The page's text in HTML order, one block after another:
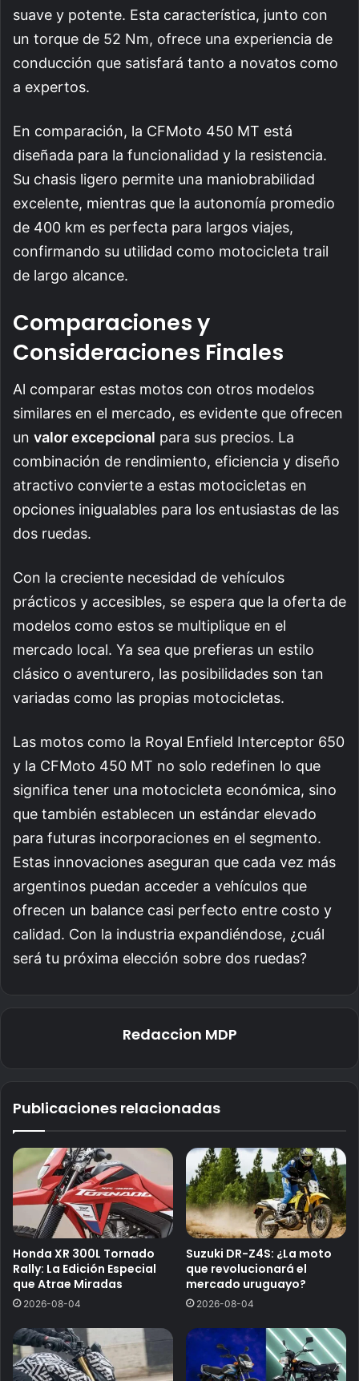
suave y potente. Esta característica, junto con
un torque de 52 Nm, ofrece una experiencia de
conducción que satisfará tanto a novatos como
a expertos.
En comparación, la CFMoto 450 MT está
diseñada para la funcionalidad y la resistencia.
Su chasis ligero permite una maniobrabilidad
excelente, mientras que la autonomía promedio
de 400 km es perfecta para largos viajes,
confirmando su utilidad como motocicleta trail
de largo alcance.
Comparaciones y
Consideraciones Finales
Al comparar estas motos con otros modelos
similares en el mercado, es evidente que ofrecen
un valor excepcional para sus precios. La
combinación de rendimiento, eficiencia y diseño
atractivo convierte a estas motocicletas en
opciones inigualables para los entusiastas de las
dos ruedas.
Con la creciente necesidad de vehículos
prácticos y accesibles, se espera que la oferta de
modelos como estos se multiplique en el
mercado local. Ya sea que prefieras un estilo
clásico o aventurero, las posibilidades son tan
variadas como las propias motocicletas.
Las motos como la Royal Enfield Interceptor 650
y la CFMoto 450 MT no solo redefinen lo que
significa tener una motocicleta económica, sino
que también establecen un estándar elevado
para futuras incorporaciones en el segmento.
Estas innovaciones aseguran que cada vez más
argentinos puedan acceder a vehículos que
ofrecen un balance casi perfecto entre costo y
calidad. Con la industria expandiéndose, ¿cuál
será tu próxima elección sobre dos ruedas?
Redaccion MDP
Publicaciones relacionadas
Honda XR 300L Tornado
Rally: La Edición Especial
que Atrae Miradas
2026-08-04
Suzuki DR-Z4S: ¿La moto
que revolucionará el
mercado uruguayo?
2026-08-04